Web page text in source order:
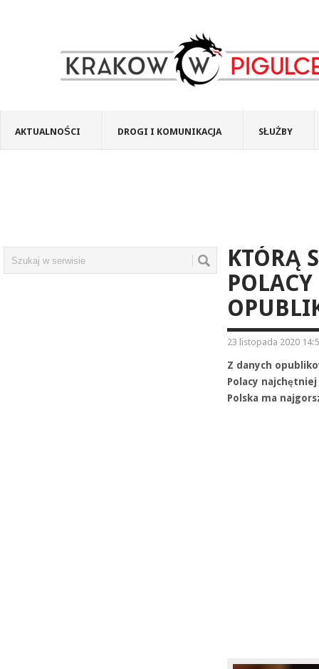
AKTUALNOŚCI DROGI I KOMUNIKACJA SŁUŻBY
KTÓRĄ
23 listopada 2020
Z danych
Polacy
Polska ma